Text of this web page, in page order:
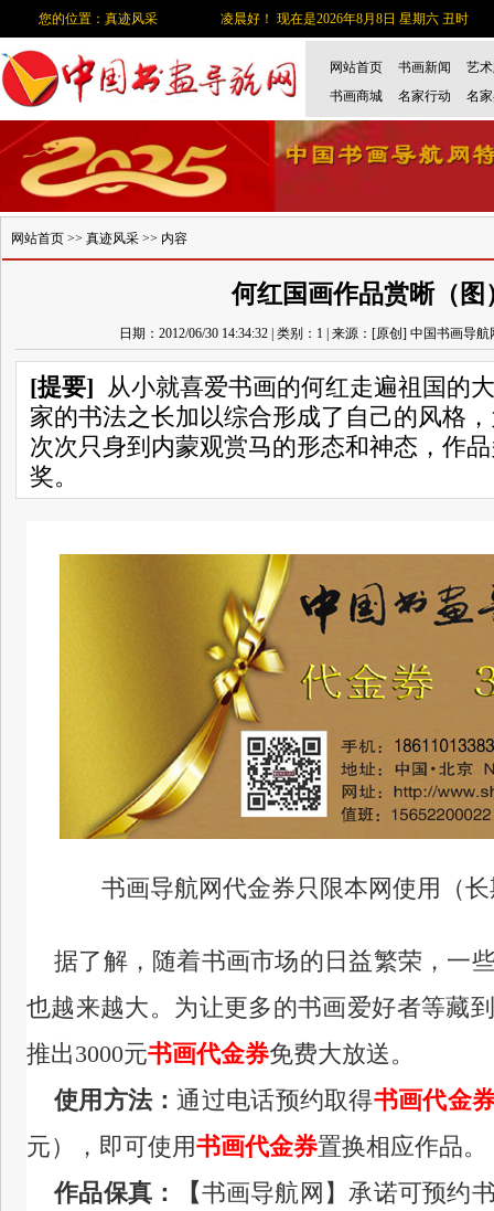
您的位置：真迹风采 凌晨好！ 现在是2026年8月8日 星期六 丑时
网站首页 书画新闻
艺
书画商城
名家行动 名
网站首页 >> 真迹风采 >> 内容
何红国画作品赏晰（图
日期：2012/06/30 14:34:32 | 类别：1 | 来源：[原创] 中国书画导
[提要] 从小就喜爱书画的何红走遍祖国的
家的书法之长加以综合形成了自己的风格
次次只身到内蒙观赏马的形态和神态，作
奖。
书画导航网代金券只限本网使用（
据了解，随着书画市场的日益繁荣，一
也越来越大。 为让更多的书画爱好者等藏
推出3000元书画代金券免费大放送。
使用方法：通过电话预约取得书画代金
元），即可使用书画代金券置换相应作品。
作品保真：【书画导航网】承诺可预约